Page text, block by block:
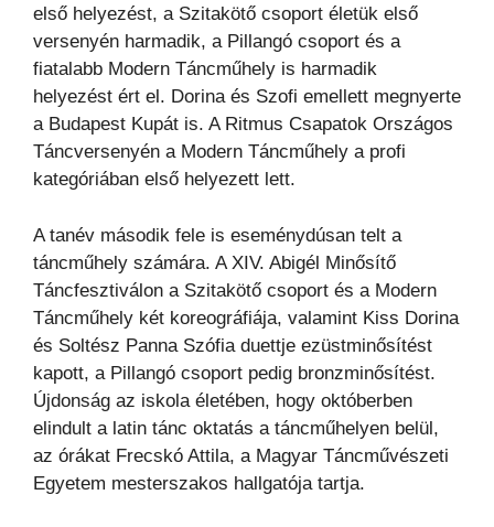
első helyezést, a Szitakötő csoport életük első
versenyén harmadik, a Pillangó csoport és a
fiatalabb Modern Táncműhely is harmadik
helyezést ért el. Dorina és Szofi emellett megnyerte
a Budapest Kupát is. A Ritmus Csapatok Országos
Táncversenyén a Modern Táncműhely a profi
kategóriában első helyezett lett.
A tanév második fele is eseménydúsan telt a
táncműhely számára. A XIV. Abigél Minősítő
Táncfesztiválon a Szitakötő csoport és a Modern
Táncműhely két koreográfiája, valamint Kiss Dorina
és Soltész Panna Szófia duettje ezüstminősítést
kapott, a Pillangó csoport pedig bronzminősítést.
Újdonság az iskola életében, hogy októberben
elindult a latin tánc oktatás a táncműhelyen belül,
az órákat Frecskó Attila, a Magyar Táncművészeti
Egyetem mesterszakos hallgatója tartja.